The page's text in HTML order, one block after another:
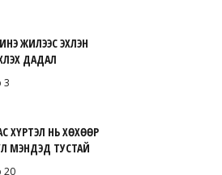
ЖИЛЭЭС ЭХЛЭН
ДАДАЛ
3
ХҮРТЭЛ НЬ ХӨХӨӨР
МЭНДЭД ТУСТАЙ
20